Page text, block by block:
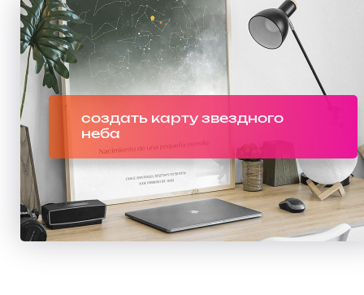
создать карту звездного
неба